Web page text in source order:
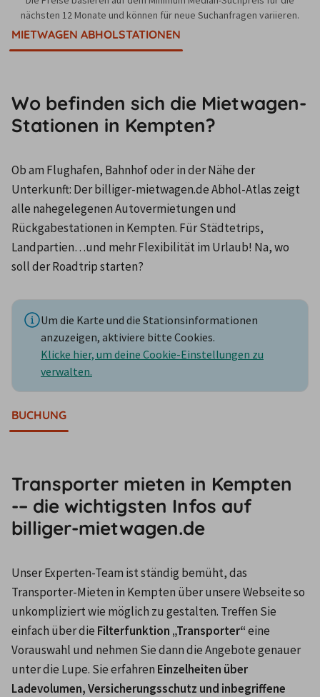
nächsten 12 Monate und können für neue Suchanfragen variieren.
MIETWAGEN ABHOLSTATIONEN
Wo befinden sich die Mietwagen-
Stationen in Kempten?
Ob am Flughafen, Bahnhof oder in der Nähe der
Unterkunft: Der billiger-mietwagen.de Abhol-Atlas zeigt
alle nahegelegenen Autovermietungen und
Rückgabestationen in Kempten. Für Städtetrips,
Landpartien…und mehr Flexibilität im Urlaub! Na, wo
soll der Roadtrip starten?
Um die Karte und die Stationsinformationen
anzuzeigen, aktiviere bitte Cookies.
Klicke hier, um deine Cookie-Einstellungen zu
verwalten.
BUCHUNG
Transporter mieten in Kempten
-– die wichtigsten Infos auf
billiger-mietwagen.de
Unser Experten-Team ist ständig bemüht, das
Transporter-Mieten in Kempten über unsere Webseite so
unkompliziert wie möglich zu gestalten. Treffen Sie
einfach über die Filterfunktion „Transporter“ eine
Vorauswahl und nehmen Sie dann die Angebote genauer
unter die Lupe. Sie erfahren Einzelheiten über
Ladevolumen, Versicherungsschutz und inbegriffene